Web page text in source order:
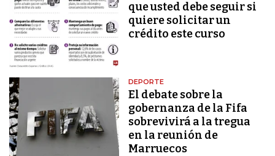
que usted debe seguir si
quiere solicitar un
crédito este curso
DEPORTE
El debate sobre la
gobernanza de la Fifa
sobrevivirá a la tregua
en la reunión de
Marruecos